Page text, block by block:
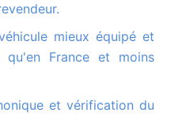
qu'en France et moins